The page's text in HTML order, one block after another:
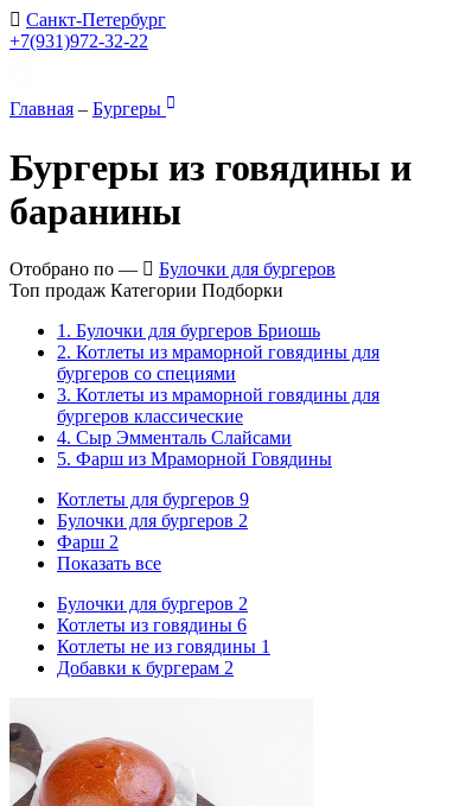
Санкт-Петербург
+7(931)972-32-22
Главная – Бургеры
Бургеры из говядины и
баранины
Отобрано по —
Булочки для бургеров
Топ продаж Категории Подборки
1. Булочки для бургеров Бриошь
2. Котлеты из мраморной говядины для
бургеров со специями
3. Котлеты из мраморной говядины для
бургеров классические
4. Сыр Эмменталь Слайсами
5. Фарш из Мраморной Говядины
Котлеты для бургеров 9
Булочки для бургеров 2
Фарш 2
Показать все
Булочки для бургеров 2
Котлеты из говядины 6
Котлеты не из говядины 1
Добавки к бургерам 2